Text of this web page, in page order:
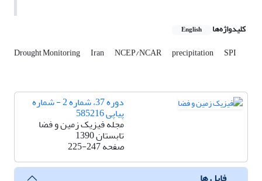
کلیدواژه‌ها English
Drought Monitoring Iran NCEP/NCAR precipitation SPI
دوره 37، شماره 2 - شماره
پیاپی 585216
مجله فیزیک زمین و فضا
تابستان 1390
صفحه225-247